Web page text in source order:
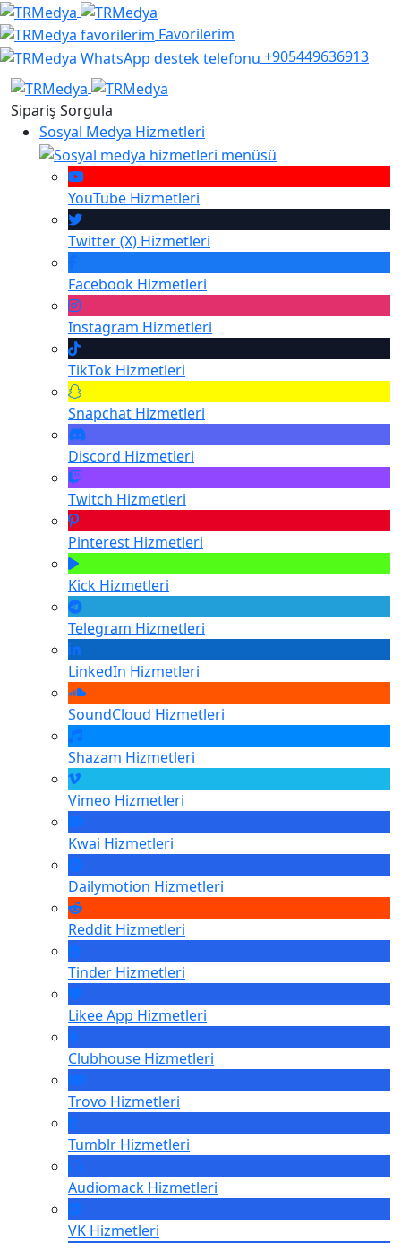
Favorilerim
+905449636913
Sipariş Sorgula
Sosyal Medya Hizmetleri
YouTube Hizmetleri
Twitter (X) Hizmetleri
Facebook Hizmetleri
Instagram Hizmetleri
TikTok Hizmetleri
Snapchat Hizmetleri
Discord Hizmetleri
Twitch Hizmetleri
Pinterest Hizmetleri
Kick Hizmetleri
Telegram Hizmetleri
LinkedIn Hizmetleri
SoundCloud Hizmetleri
Shazam Hizmetleri
Vimeo Hizmetleri
Kwai Hizmetleri
Dailymotion Hizmetleri
Reddit Hizmetleri
Tinder Hizmetleri
Likee App Hizmetleri
Clubhouse Hizmetleri
Trovo Hizmetleri
Tumblr Hizmetleri
Audiomack Hizmetleri
VK Hizmetleri